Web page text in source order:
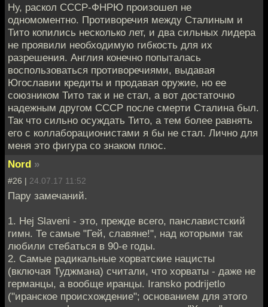
Ну, раскол СССР-ФНРЮ произошел не
одномоментно. Противоречия между Сталиным и
Тито копились несколько лет, и два сильных лидера
не проявили необходимую гибкость для их
разрешения. Англия конечно попыталась
воспользоваться противоречиями, выдавая
Югославии кредиты и продавая оружие, но ее
союзником Тито так и не стал, а вот достаточно
надежным другом СССР после смерти Сталина был.
Так что сильно осуждать Тито, а тем более равнять
его с коллаборационистами я бы не стал. Лично для
меня это фигура со знаком плюс.
Nord »
#26 | 24.07.17 11:52
Пару замечаний.
1. Hej Slaveni - это, прежде всего, панславистский
гимн. Те самые "Гей, славяне!", над которыми так
любили стебаться в 90-е годы.
2. Самые радикальные хорватские нацисты
(включая Туджмана) считали, что хорваты - даже не
германцы, а вообще иранцы. Iransko podrijetlo
("иранское происхождение"; основанием для этого